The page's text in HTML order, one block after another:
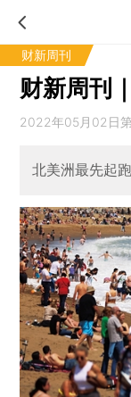
财新周刊
财新周刊
2022年05月02日
北美洲最先起